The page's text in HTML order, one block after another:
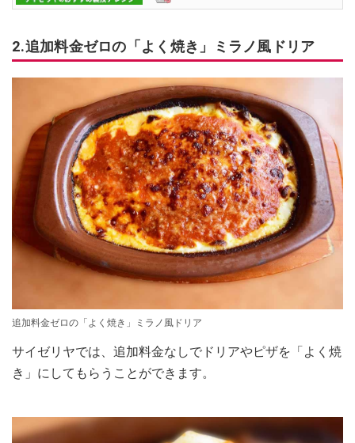
2.追加料金ゼロの「よく焼き」ミラノ風ドリア
追加料金ゼロの「よく焼き」ミラノ風ドリア
サイゼリヤでは、追加料金なしでドリアやピザを「よく焼
き」にしてもらうことができます。